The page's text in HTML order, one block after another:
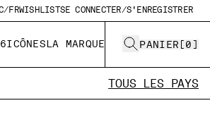
FRWISHLISTSE CONNECTER/S'ENREGISTRER
ICÔNESLA MARQUE PANIER [0]
TOUS LES PAYS